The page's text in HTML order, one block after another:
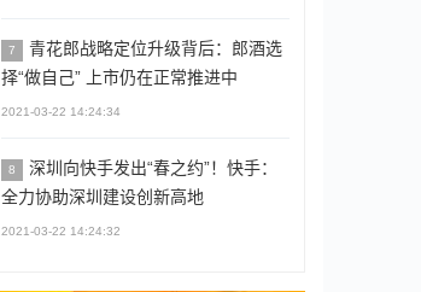
7
青花郎战略定位升级背后：郎酒选
择“做自己” 上市仍在正常推进中
2021-03-22 14:24:34
8
深圳向快手发出“春之约”！快手：
全力协助深圳建设创新高地
2021-03-22 14:24:32